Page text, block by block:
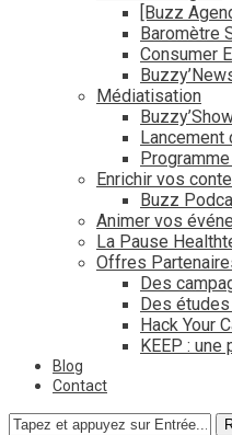
[Buzz
Baromètre
Consumer
Médiatisation
Lancement
Enrichir vos
Buzz
Animer vos
La Pause
Offres
Des
Des études
Hack Your
KEEP :
Blog
Contact